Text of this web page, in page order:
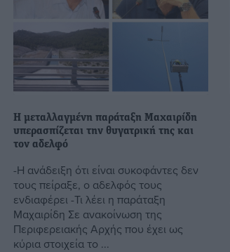
Η μεταλλαγμένη παράταξη Μαχαιρίδη
υπερασπίζεται την θυγατρική της και
τον αδελφό
-Η ανάδειξη ότι είναι συκοφάντες δεν
τους πείραξε, ο αδελφός τους
ενδιαφέρει -Τι λέει η παράταξη
Μαχαιρίδη Σε ανακοίνωση της
Περιφερειακής Αρχής που έχει ως
κύρια στοιχεία το ...